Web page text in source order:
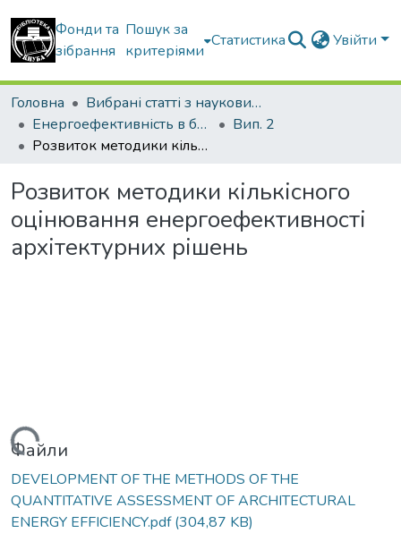
Фонди та
зібрання
Пошук за
критеріями
Статистика Увійти
Головна
Вибрані статті з наукових збірників КНУБА
Енергоефективність в будівництві та архітектурі
Вип. 2
Розвиток методики кількісного оцінювання енергоефективності архітектурних рішень
Розвиток методики кількісного
оцінювання енергоефективності
архітектурних рішень
Файли
DEVELOPMENT OF THE METHODS OF THE
QUANTITATIVE ASSESSMENT OF ARCHITECTURAL
ENERGY EFFICIENCY.pdf(304,87 KB)